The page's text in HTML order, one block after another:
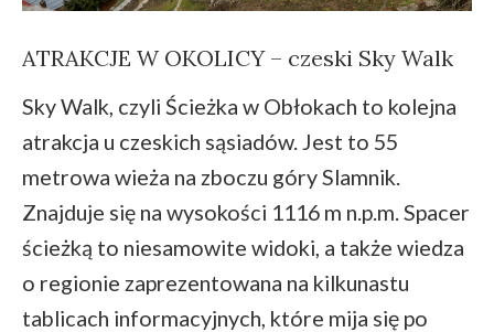
ATRAKCJE W OKOLICY – czeski Sky Walk
Sky Walk, czyli Ścieżka w Obłokach to kolejna
atrakcja u czeskich sąsiadów. Jest to 55
metrowa wieża na zboczu góry Slamnik.
Znajduje się na wysokości 1116 m n.p.m. Spacer
ścieżką to niesamowite widoki, a także wiedza
o regionie zaprezentowana na kilkunastu
tablicach informacyjnych, które mija się po